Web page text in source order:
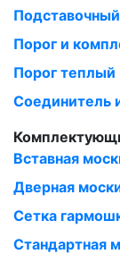
Порог и
Порог теплый
Соединитель
Вставная
Дверная
Сетка
Стандартная